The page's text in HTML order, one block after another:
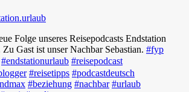
Folge unseres Reisepodcasts Endstation
Gast ist unser Nachbar Sebastian. #fyp
#endstationurlaub #reisepodcast
#reisetipps #podcastdeutsch
#beziehung #nachbar #urlaub